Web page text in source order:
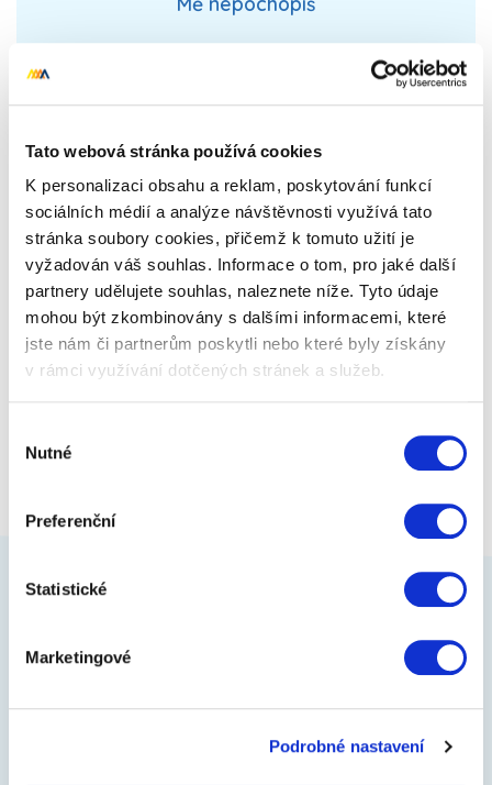
Tato webová stránka používá cookies
K personalizaci obsahu a reklam, poskytování funkcí
sociálních médií a analýze návštěvnosti využívá tato
stránka soubory cookies, přičemž k tomuto užití je
vyžadován váš souhlas. Informace o tom, pro jaké další
partnery udělujete souhlas, naleznete níže. Tyto údaje
mohou být zkombinovány s dalšími informacemi, které
jste nám či partnerům poskytli nebo které byly získány
v rámci využívání dotčených stránek a služeb.
souhlasu
Nutné
Preferenční
Statistické
Marketingové
Podrobné nastavení
Tričko s vtipným potiskem, lze změnit podklad i
449 Kč Zobrazit více
Tričko s vtipným potiskem, lze změnit podklad i